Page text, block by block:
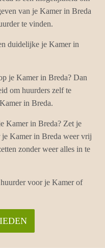
van je Kamer in Breda
te vinden.
duidelijke je Kamer in
je Kamer in Breda? Dan
om huurders zelf te
in Breda.
Kamer in Breda? Zet je
Kamer in Breda weer vrij
zonder weer alles in te
voor je Kamer of